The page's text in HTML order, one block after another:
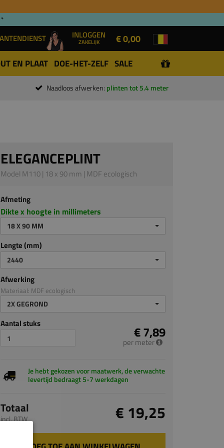
INLOGGEN
ZAKELIJK € 0,00
EN PLAAT DOE-HET-ZELF SALE
Naadloos afwerken: plinten tot 5.4 meter
ELEGANCEPLINT
Model M110 | 18 x 90 mm | MDF ecologisch
Afmeting
Dikte x hoogte in millimeters
18 X 90 MM
Lengte (mm)
2440
Afwerking
Materiaal: MDF ecologisch
2X GEGROND
Aantal stuks € 7,89
per meter
Je hebt gekozen voor maatwerk, de verwachte
levertijd bedraagt 5-7 werkdagen
Totaal
incl. BTW € 19,25